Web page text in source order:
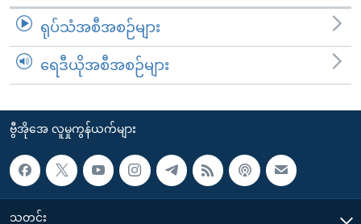
ရုပ်သံအစီအစဉ်များ
ရေဒီယိုအစီအစဉ်များ
ဗွီအိုအေ လူမှုကွန်ယက်များ
သတင်း